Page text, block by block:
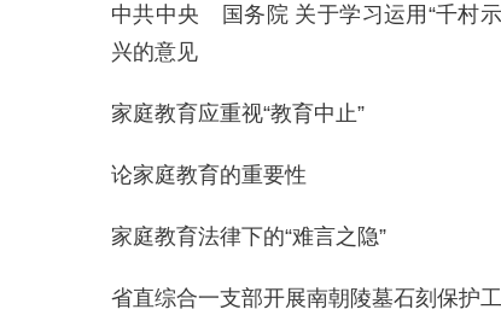
中共中央 国务院 关于学习运用“千村
兴的意见
家庭教育应重视“教育中止”
论家庭教育的重要性
家庭教育法律下的“难言之隐”
省直综合一支部开展南朝陵墓石刻保护